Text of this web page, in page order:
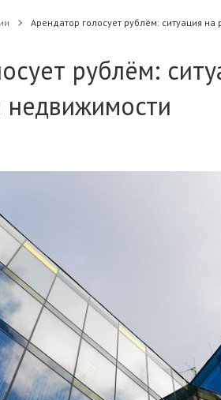
Арендатор голосует рублём: ситуация
рублём: